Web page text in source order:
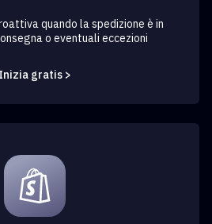
quando la spedizione è in
o eventuali eccezioni
Inizia gratis >